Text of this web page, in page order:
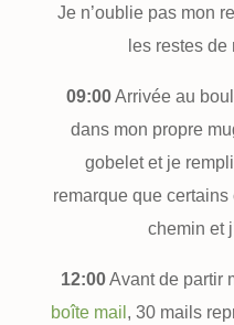
Je n’oublie pas mon
les restes de
09:00Arrivée au
dans mon propre
gobelet et je
remarque que
chemin et
12:00Avant de partir
boîte mail , 30 mails